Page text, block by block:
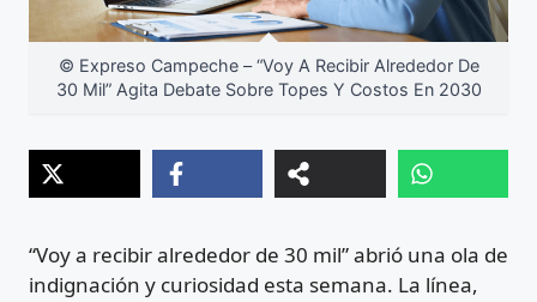
© Expreso Campeche – “Voy A Recibir Alrededor De
30 Mil” Agita Debate Sobre Topes Y Costos En 2030
“Voy a recibir alrededor de 30 mil” abrió una ola de
indignación y curiosidad esta semana. La línea,